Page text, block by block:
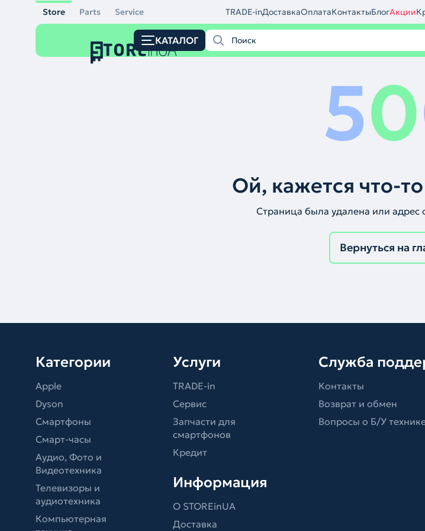
Store Parts Service TRADE-inДоставкаОплатаКонтактыБлогАкции
КАТАЛОГ
50
Ой, кажется что-
Страница была удалена или адрес
Вернуться на
Категории
Apple
Dyson
Смартфоны
Смарт-часы
Аудио, Фото и
Видеотехника
Телевизоры и
аудиотехника
Компьютерная
Услуги
TRADE-in
Сервис
Запчасти для
смартфонов
Кредит
Информация
О STOREinUA
Доставка
Служба
Контакты
Возврат и обмен
Вопросы о Б/У